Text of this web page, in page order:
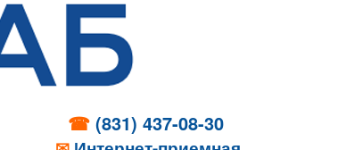
☎ (831) 437-08-30